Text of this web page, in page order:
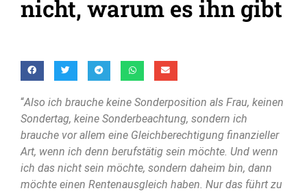
nicht, warum es ihn gibt
“Also ich brauche keine Sonderposition als Frau, keinen
Sondertag, keine Sonderbeachtung, sondern ich
brauche vor allem eine Gleichberechtigung finanzieller
Art, wenn ich denn berufstätig sein möchte. Und wenn
ich das nicht sein möchte, sondern daheim bin, dann
möchte einen Rentenausgleich haben. Nur das führt zu